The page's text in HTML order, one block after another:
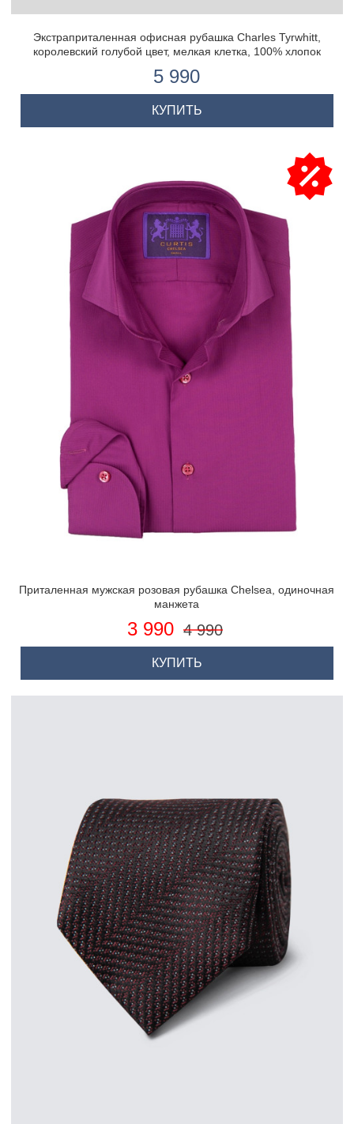
Экстраприталенная офисная рубашка Charles Tyrwhitt,
королевский голубой цвет, мелкая клетка, 100% хлопок
5 990
КУПИТЬ
Приталенная мужская розовая рубашка Chelsea, одиночная
манжета
3 990 4 990
КУПИТЬ